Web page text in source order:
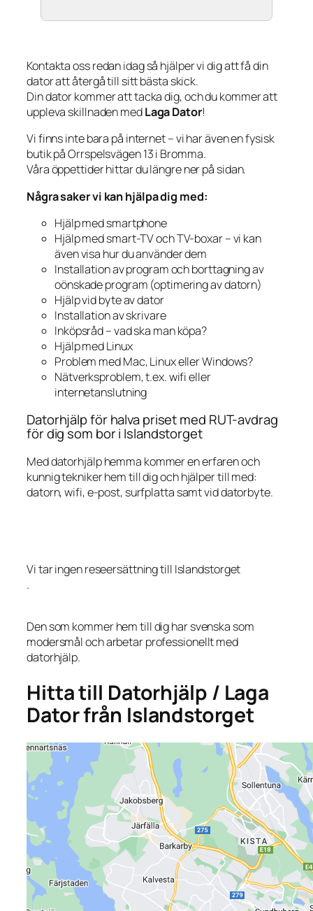
Kontakta oss redan idag så hjälper vi dig att få din
dator att återgå till sitt bästa skick.
Din dator kommer att tacka dig, och du kommer att
uppleva skillnaden medLaga Dator!
Vi finns inte bara på internet – vi har även en fysisk
butik på Orrspelsvägen 13 i Bromma.
Våra öppettider hittar du längre ner på sidan.
Några saker vi kan hjälpa dig med:
Hjälp med smartphone
Hjälp med smart-TV och TV-boxar – vi kan
även visa hur du använder dem
Installation av program och borttagning av
oönskade program (optimering av datorn)
Hjälp vid byte av dator
Installation av skrivare
Inköpsråd – vad ska man köpa?
Hjälp med Linux
Problem med Mac, Linux eller Windows?
Nätverksproblem, t.ex. wifi eller
internetanslutning
Datorhjälp för halva priset med RUT-avdrag
för dig som bor i Islandstorget
Med datorhjälp hemma kommer en erfaren och
kunnig tekniker hem till dig och hjälper till med:
datorn, wifi, e-post, surfplatta samt vid datorbyte.
Vi tar ingen reseersättning till Islandstorget
.
Den som kommer hem till dig har svenska som
modersmål och arbetar professionellt med
datorhjälp.
Hitta till Datorhjälp / Laga
Dator från Islandstorget